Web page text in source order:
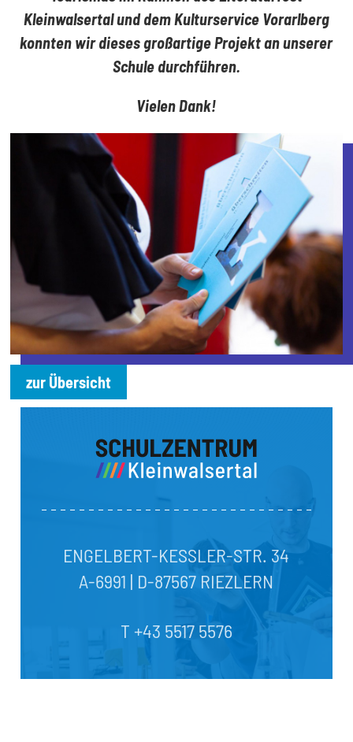
Kleinwalsertal und dem Kulturservice Vorarlberg
konnten wir dieses großartige Projekt an unserer
Schule durchführen.
Vielen Dank!
zur Übersicht
ENGELBERT-KESSLER-STR. 34
A-6991 | D-87567 RIEZLERN
T +43 5517 5576